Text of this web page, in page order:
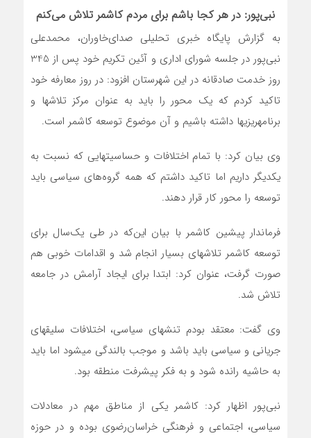
نبی‌پور: در هر کجا باشم برای مردم کاشمر تلاش می‌کنم
به گزارش پایگاه خبری تحلیلی صدای‌خاوران، محمدعلی
نبی‌پور در جلسه شورای اداری و آئین تکریم خود پس از 345
روز خدمت صادقانه در این شهرستان افزود: در روز معارفه خود
تاکید کردم که یک محور را باید به عنوان مرکز تلاش‎ها و
برنامه‎ریزی‎ها داشته باشیم و آن موضوع توسعه کاشمر است.
وی بیان کرد: با تمام اختلافات و حساسیت‎هایی که نسبت به
یکدیگر داریم اما تاکید داشتم که همه گروه‌های سیاسی باید
توسعه را محور کار قرار دهند.
فرماندار پیشین کاشمر با بیان این‌که در طی یک‌سال برای
توسعه کاشمر تلاش‎های بسیار انجام شد و اقدامات خوبی هم
صورت گرفت، عنوان کرد: ابتدا برای ایجاد آرامش در جامعه
تلاش شد.
وی گفت: معتقد بودم تنش‎های سیاسی، اختلافات سلیقه‎ای
جریانی و سیاسی باید باشد و موجب بالندگی می‎شود اما باید
به حاشیه رانده شود و به فکر پیشرفت منطقه بود.
نبی‌پور اظهار کرد: کاشمر یکی از مناطق مهم در معادلات
سیاسی، اجتماعی و فرهنگی خراسان‌رضوی بوده و در حوزه